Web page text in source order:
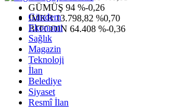
GÜMÜŞ 94 %-0,26
IMKB13.798,82 %0,70
BITCOIN 64.408 %-0,36
Gündem
Ekonomi
Sağlık
Magazin
Teknoloji
İlan
Belediye
Siyaset
Resmî İlan